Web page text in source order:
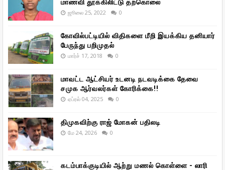
மாணவி தூக்கிலிட்டு தற்கொலை
ஜூலை 25, 2022 0
கோவில்பட்டியில் விதிகளை மீறி இயக்கிய தனியார்
பேருந்து பறிமுதல்
மார்ச் 17, 2018 0
மாவட்ட ஆட்சியர் உடனடி நடவடிக்கை தேவை
சமுக ஆர்வலர்கள் கோரிக்கை!!
ஏப்ரல் 04, 2025 0
திமுகவிற்கு ராஜ் மோகன் பதிலடி
மே 24, 2026 0
கடம்பாக்குடியில் ஆற்று மணல் கொள்ளை - லாரி